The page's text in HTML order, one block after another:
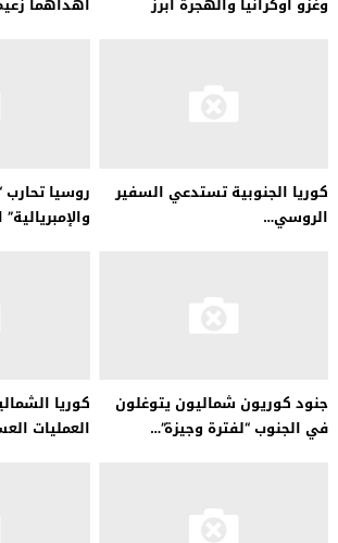
كوريا الجنوبية تستدعي السفير
الروسي…
روسيا
جنود كوريون شماليون يتوغلون
في الجنوب “لفترة وجيزة”…
كوريا
العمليات